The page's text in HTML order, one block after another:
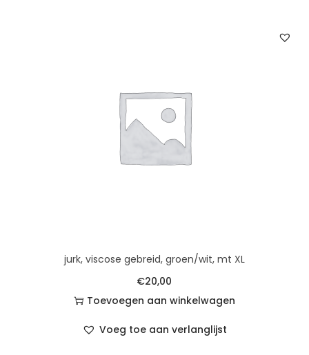
jurk, viscose gebreid, groen/wit, mt XL
€20,00
Toevoegen aan winkelwagen
Voeg toe aan verlanglijst